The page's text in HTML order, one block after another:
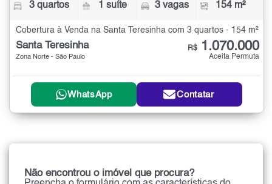
3 quartos 1 suíte 3 vagas 154 m²
Cobertura à Venda na Santa Teresinha com 3 quartos - 154 m²
Santa Teresinha
Zona Norte - São Paulo
R$ 1.070.000
Aceita Permuta
WhatsApp Contatar
Não encontrou o imóvel que procura?